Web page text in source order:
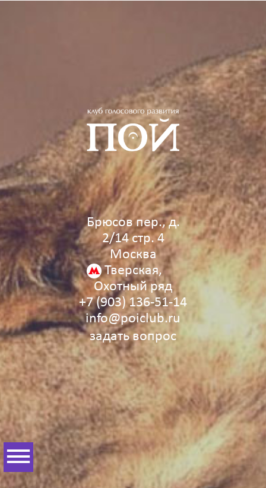
Брюсов пер., д.
2/14 стр. 4
Москва
Тверская,
Охотный ряд
+7 (903) 136‑51‑14
info@poiclub.ru
задать вопрос